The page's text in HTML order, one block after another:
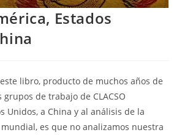
Estados
libro, producto de muchos años de
de trabajo de CLACSO
Unidos, a China y al análisis de la
es que no analizamos nuestra